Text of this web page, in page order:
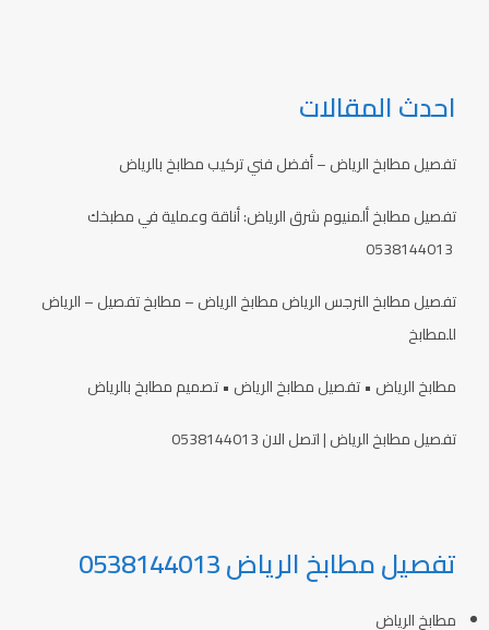
احدث المقالات
تفصيل مطابخ الرياض – أفضل فني تركيب مطابخ بالرياض
تفصيل مطابخ ألمنيوم شرق الرياض: أناقة وعملية في مطبخك
تفصيل مطابخ النرجس الرياض مطابخ الرياض – مطابخ تفصيل – الرياض
للمطابخ
مطابخ الرياض • تفصيل مطابخ الرياض • تصميم مطابخ بالرياض
تفصيل مطابخ الرياض | اتصل الان 0538144013
تفصيل مطابخ الرياض 0538144013
مطابخ الرياض